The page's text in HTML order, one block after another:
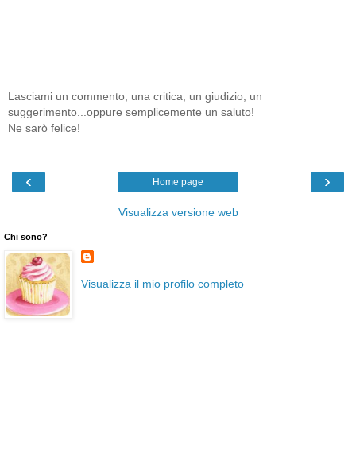
Lasciami un commento, una critica, un giudizio, un
suggerimento...oppure semplicemente un saluto!
Ne sarò felice!
‹ ›
Home page
Visualizza versione web
Chi sono?
Visualizza il mio profilo completo